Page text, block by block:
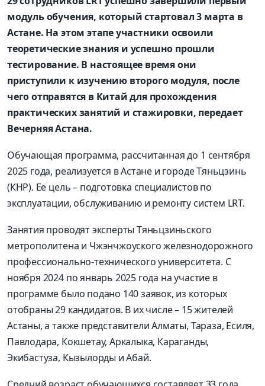
модуль обучения, который стартовал 3 марта в
Астане. На этом этапе участники освоили
теоретические знания и успешно прошли
тестирование. В настоящее время они
приступили к изучению второго модуля, после
чего отправятся в Китай для прохождения
практических занятий и стажировки, передает
Вечерняя Астана.
Обучающая программа, рассчитанная до 1 сентября
2025 года, реализуется в Астане и городе Тяньцзинь
(КНР). Ее цель – подготовка специалистов по
эксплуатации, обслуживанию и ремонту систем LRT.
Занятия проводят эксперты Тяньцзиньского
метрополитена и Чжэнчжоуского железнодорожного
профессионально-технического университета. С
ноября 2024 по январь 2025 года на участие в
программе было подано 140 заявок, из которых
отобраны 29 кандидатов. В их числе – 15 жителей
Астаны, а также представители Алматы, Тараза, Есиля,
Павлодара, Кокшетау, Аркалыка, Караганды,
Экибастуза, Кызылорды и Абай.